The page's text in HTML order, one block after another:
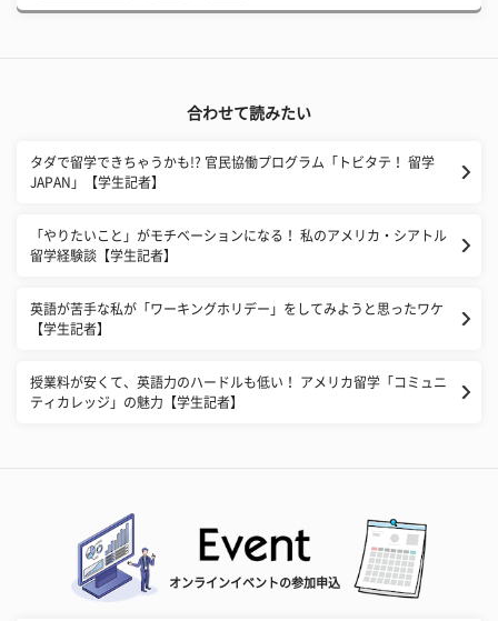
合わせて読みたい
タダで留学できちゃうかも!? 官民協働プログラム「トビタテ！ 留学
JAPAN」【学生記者】
「やりたいこと」がモチベーションになる！ 私のアメリカ・シアトル
留学経験談【学生記者】
英語が苦手な私が「ワーキングホリデー」をしてみようと思ったワケ
【学生記者】
授業料が安くて、英語力のハードルも低い！ アメリカ留学「コミュニ
ティカレッジ」の魅力【学生記者】
オンラインイベントの参加申込